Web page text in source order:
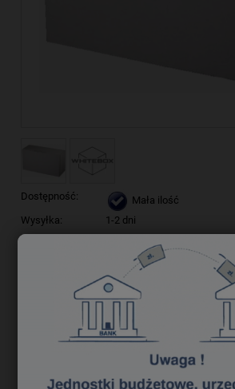
Dostępność:
Mała ilość
Wysyłka:
1-2 dni
Kliknij i NEGOCJUJ CENĘ
59,16 zł
48,10 zł
do koszyka